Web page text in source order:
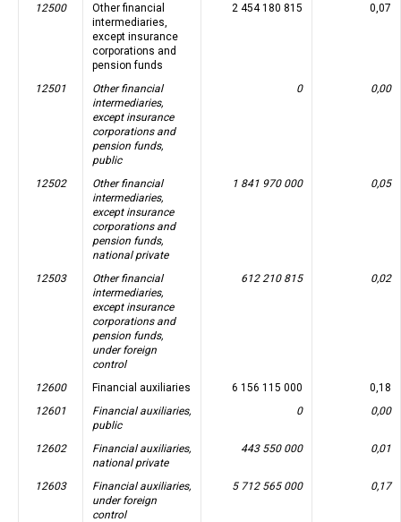
12500
Other financial
intermediaries,
except insurance
corporations and
pension funds
2 454 180 815 0,07
12501
Other financial
intermediaries,
except insurance
corporations and
pension funds,
public
0 0,00
12502
Other financial
intermediaries,
except insurance
corporations and
pension funds,
national private
1 841 970 000 0,05
12503
Other financial
intermediaries,
except insurance
corporations and
pension funds,
under foreign
control
612 210 815 0,02
12600 Financial auxiliaries 6 156 115 000
0,18
12601
Financial auxiliaries,
public
0 0,00
12602
Financial auxiliaries,
national private
443 550 000 0,01
12603
Financial auxiliaries,
under foreign
control
5 712 565 000 0,17